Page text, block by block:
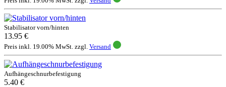
Stabilisator vorn/hinten
13.95 €
Preis inkl. 19.00% MwSt. zzgl. Versand
Aufhängeschnurbefestigung
5.40 €